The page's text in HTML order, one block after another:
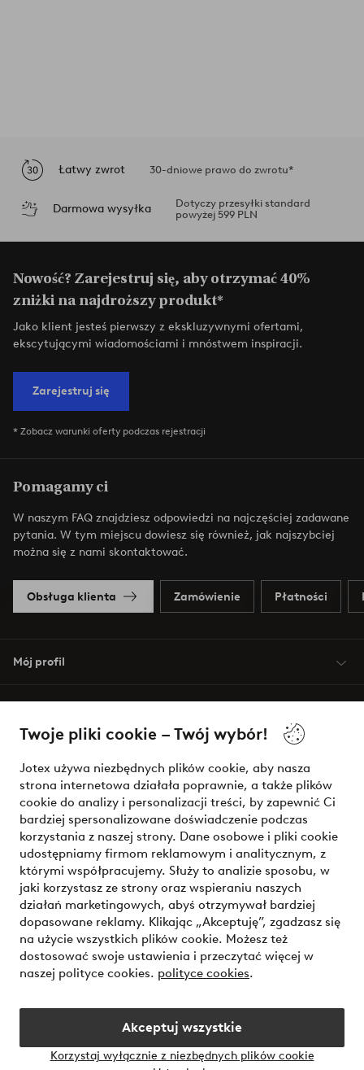
Twoje pliki cookie – Twój wybór!
Jotex używa niezbędnych plików cookie, aby nasza
strona internetowa działała poprawnie, a także plików
cookie do analizy i personalizacji treści, by zapewnić Ci
bardziej spersonalizowane doświadczenie podczas
korzystania z naszej strony. Dane osobowe i pliki cookie
udostępniamy firmom reklamowym i analitycznym, z
którymi współpracujemy. Służy to analizie sposobu, w
jaki korzystasz ze strony oraz wspieraniu naszych
działań marketingowych, abyś otrzymywał bardziej
dopasowane reklamy. Klikając „Akceptuję”, zgadzasz się
na użycie wszystkich plików cookie. Możesz też
dostosować swoje ustawienia i przeczytać więcej w
naszej polityce cookies. polityce cookies.
Akceptuj wszystkie
Korzystaj wyłącznie z niezbędnych plików cookie
Łatwy zwrot 30-dniowe prawo do zwrotu*
Darmowa wysyłka
Dotyczy przesyłki standard
powyżej 599 PLN
Nowość? Zarejestruj się, aby otrzymać 40%
zniżki na najdroższy produkt*
Jako klient jesteś pierwszy z ekskluzywnymi ofertami,
ekscytującymi wiadomościami i mnóstwem inspiracji.
Zarejestruj się
* Zobacz warunki oferty podczas rejestracji
Pomagamy ci
W naszym FAQ znajdziesz odpowiedzi na najczęściej zadawane
pytania. W tym miejscu dowiesz się również, jak najszybciej
można się z nami skontaktować.
Obsługa klienta Zamówienie Płatności
Mój profil
Warunki
Bezpieczne płatności - zapłać teraz lub podziel się
Chcesz dowiedzieć się więcej o naszych opcjach płatności